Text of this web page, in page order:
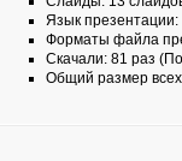
Язык презентации:
Форматы файла
Скачали: 81 раз
Общий размер